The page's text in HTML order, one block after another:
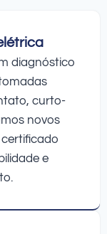
diagnóstico
curto-
novos
certificado
e